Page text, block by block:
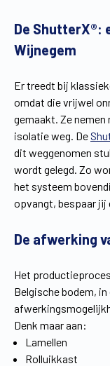
De ShutterX®:
Wijnegem
Er treedt bij
omdat die vrijwel
gemaakt. Ze
isolatie weg. De
dit weggenomen
wordt gelegd. Zo
het systeem
opvangt, bespaar jij
De afwerking
Het
Belgische bodem,
Denk maar aan:
Lamellen
Rolluikkast